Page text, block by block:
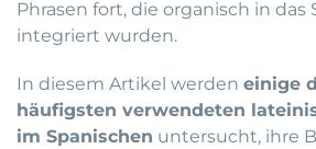
Phrasen fort, die organisch in das
integriert wurden.
In diesem Artikel werden einige
häufigsten verwendeten
im Spanischen untersucht, ihre